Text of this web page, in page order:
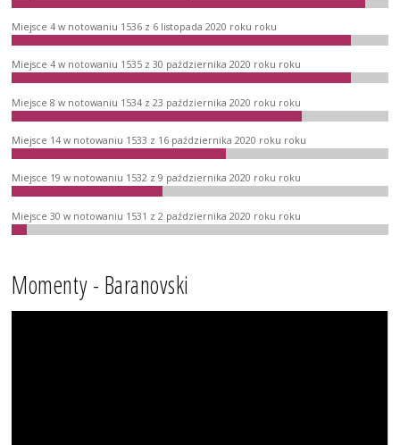
Miejsce 4 w notowaniu 1536 z 6 listopada 2020 roku roku
Miejsce 4 w notowaniu 1535 z 30 października 2020 roku roku
Miejsce 8 w notowaniu 1534 z 23 października 2020 roku roku
Miejsce 14 w notowaniu 1533 z 16 października 2020 roku roku
Miejsce 19 w notowaniu 1532 z 9 października 2020 roku roku
Miejsce 30 w notowaniu 1531 z 2 października 2020 roku roku
Momenty - Baranovski